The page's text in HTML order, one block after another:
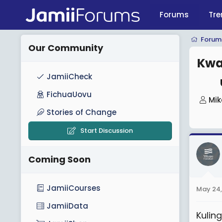
Forums
T
e
a
d
a
t
May
Our Community
JamiiCheck
FichuaUovu
Stories of Change
Start Discussion
Coming Soon
JamiiCourses
JamiiData